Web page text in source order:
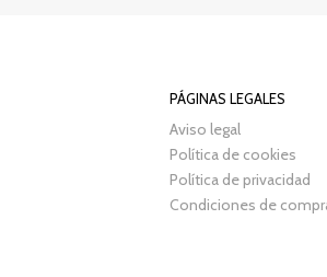
PÁGINAS LEGALES
Aviso legal
Política de cookies
Política de privacidad
Condiciones de